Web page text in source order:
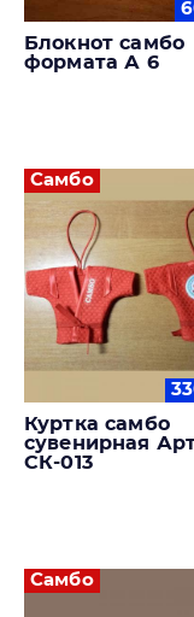
Блокнот самбо
формата А 6
Самбо
Куртка самбо
сувенирная
СК-013
Самбо